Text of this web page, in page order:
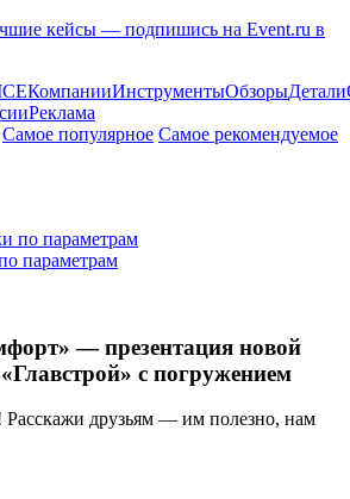
кейсы — подпишись на Event.ru в
КомпанииИнструментыОбзорыДетали
Реклама
Самое популярное Самое рекомендуемое
по параметрам
параметрам
— презентация новой
с погружением
Расскажи друзьям — им полезно, нам